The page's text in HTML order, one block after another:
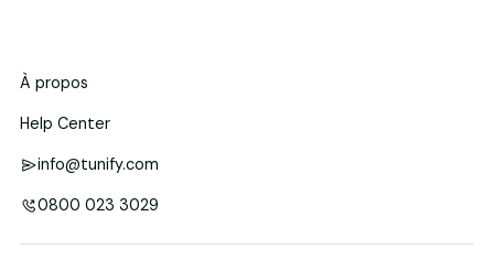
À propos
Help Center
info@tunify.com
0800 023 3029